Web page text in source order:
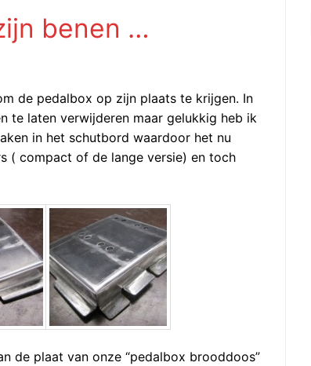
benen …
de pedalbox op zijn plaats te krijgen. In
te laten verwijderen maar gelukkig heb ik
in het schutbord waardoor het nu
( compact of de lange versie) en toch
de plaat van onze “pedalbox brooddoos”